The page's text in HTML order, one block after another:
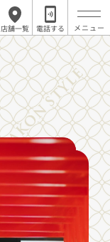
店舗一覧 電話する